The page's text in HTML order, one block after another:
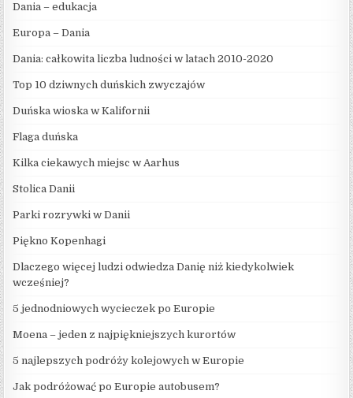
Dania – edukacja
Europa – Dania
Dania: całkowita liczba ludności w latach 2010-2020
Top 10 dziwnych duńskich zwyczajów
Duńska wioska w Kalifornii
Flaga duńska
Kilka ciekawych miejsc w Aarhus
Stolica Danii
Parki rozrywki w Danii
Piękno Kopenhagi
Dlaczego więcej ludzi odwiedza Danię niż kiedykolwiek
wcześniej?
5 jednodniowych wycieczek po Europie
Moena – jeden z najpiękniejszych kurortów
5 najlepszych podróży kolejowych w Europie
Jak podróżować po Europie autobusem?